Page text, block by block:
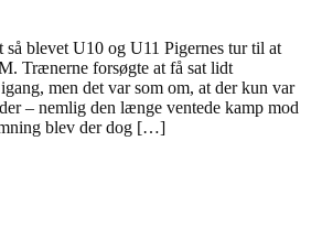
så blevet U10 og U11 Pigernes tur til at
Trænerne forsøgte at få sat lidt
men det var som om, at der kun var
– nemlig den længe ventede kamp mod
blev der dog […]